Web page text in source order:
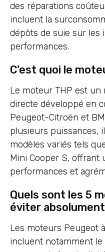
des réparations
incluent la
dépôts de suie sur les
performances.
C'est quoi le
Le moteur THP est
directe développé en
Peugeot-Citroën et
plusieurs puissances,
modèles variés tels
Mini Cooper S,
performances et
Quels sont les 5
éviter
Les moteurs Peugeot
incluent notamment le